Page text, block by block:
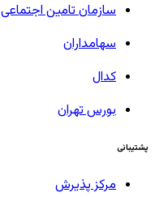
سازمان تامین اجتماعی
سهامداران
کدال
بورس تهران
پشتیبانی
مرکز پذیرش